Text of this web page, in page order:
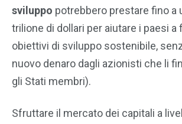
sviluppo potrebbero prestare fino a
trilione di dollari per aiutare i paesi a
obiettivi di sviluppo sostenibile,
nuovo denaro dagli azionisti che li
gli Stati membri).
Sfruttare il mercato dei capitali a